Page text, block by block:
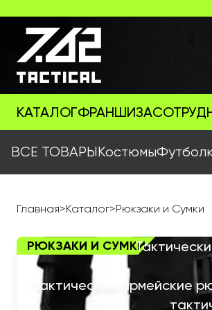
КАТАЛОГФРАНШИЗА
ВСЕ ТОВАРЫКостюмы
Главная>Каталог>Рюкзаки и Сумки
РЮКЗАКИ И СУМКИ
Тактические армейские